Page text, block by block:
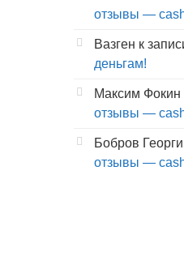
отзывы —
Вазген к
деньгам!
Максим Фокин
отзывы —
Бобров
отзывы —